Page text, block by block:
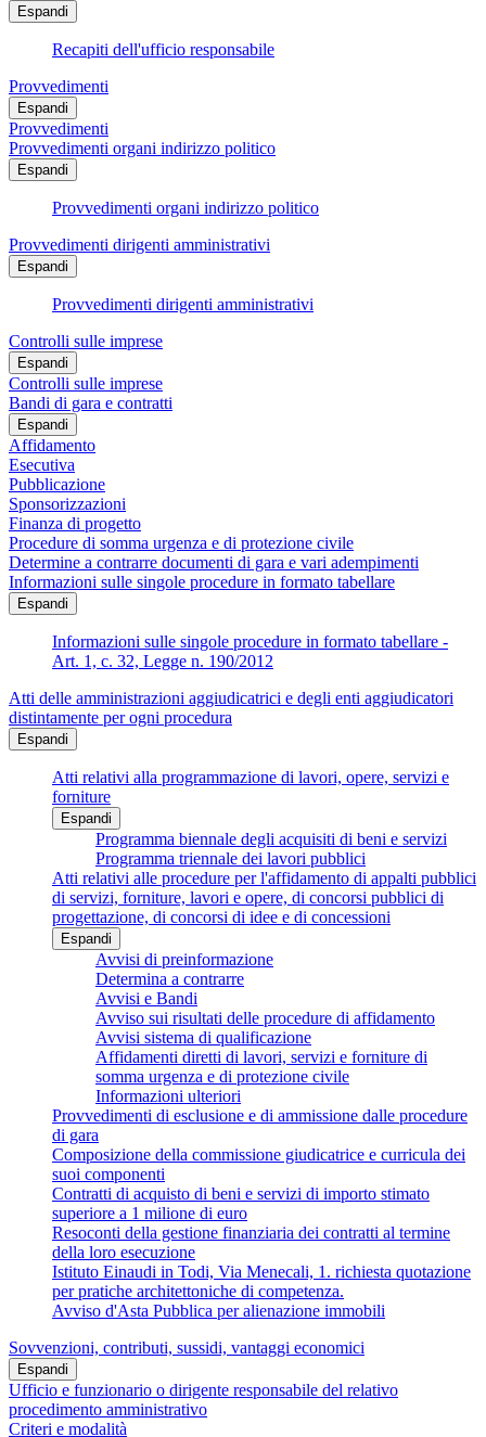
Espandi
Recapiti dell'ufficio responsabile
Provvedimenti
Espandi
Provvedimenti
Provvedimenti organi indirizzo politico
Espandi
Provvedimenti organi indirizzo politico
Provvedimenti dirigenti amministrativi
Espandi
Provvedimenti dirigenti amministrativi
Controlli sulle imprese
Espandi
Controlli sulle imprese
Bandi di gara e contratti
Espandi
Affidamento
Esecutiva
Pubblicazione
Sponsorizzazioni
Finanza di progetto
Procedure di somma urgenza e di protezione civile
Determine a contrarre documenti di gara e vari adempimenti
Informazioni sulle singole procedure in formato tabellare
Espandi
Informazioni sulle singole procedure in formato tabellare -
Art. 1, c. 32, Legge n. 190/2012
Atti delle amministrazioni aggiudicatrici e degli enti aggiudicatori
distintamente per ogni procedura
Espandi
Atti relativi alla programmazione di lavori, opere, servizi e
forniture
Espandi
Programma biennale degli acquisiti di beni e servizi
Programma triennale dei lavori pubblici
Atti relativi alle procedure per l'affidamento di appalti pubblici
di servizi, forniture, lavori e opere, di concorsi pubblici di
progettazione, di concorsi di idee e di concessioni
Espandi
Avvisi di preinformazione
Determina a contrarre
Avvisi e Bandi
Avviso sui risultati delle procedure di affidamento
Avvisi sistema di qualificazione
Affidamenti diretti di lavori, servizi e forniture di
somma urgenza e di protezione civile
Informazioni ulteriori
Provvedimenti di esclusione e di ammissione dalle procedure
di gara
Composizione della commissione giudicatrice e curricula dei
suoi componenti
Contratti di acquisto di beni e servizi di importo stimato
superiore a 1 milione di euro
Resoconti della gestione finanziaria dei contratti al termine
della loro esecuzione
Istituto Einaudi in Todi, Via Menecali, 1. richiesta quotazione
per pratiche architettoniche di competenza.
Avviso d'Asta Pubblica per alienazione immobili
Sovvenzioni, contributi, sussidi, vantaggi economici
Espandi
Ufficio e funzionario o dirigente responsabile del relativo
procedimento amministrativo
Criteri e modalità